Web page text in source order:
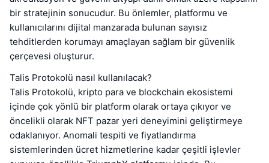
bir stratejinin sonucudur. Bu önlemler, platformu ve
kullanıcılarını dijital manzarada bulunan sayısız
tehditlerden korumayı amaçlayan sağlam bir güvenlik
çerçevesi oluşturur.
Talis Protokolü nasıl kullanılacak?
Talis Protokolü, kripto para ve blockchain ekosistemi
içinde çok yönlü bir platform olarak ortaya çıkıyor ve
öncelikli olarak NFT pazar yeri deneyimini geliştirmeye
odaklanıyor. Anomali tespiti ve fiyatlandırma
sistemlerinden ücret hizmetlerine kadar çeşitli işlevler